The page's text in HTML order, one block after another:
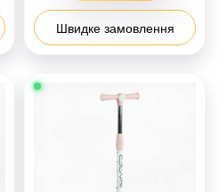
Швидке замовлення